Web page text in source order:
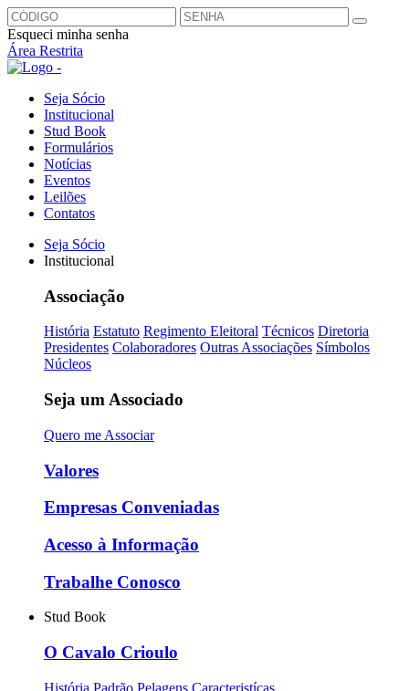
Esqueci minha senha
Área Restrita
Seja Sócio
Institucional
Stud Book
Formulários
Notícias
Eventos
Leilões
Contatos
Seja Sócio
Institucional
Associação
História Estatuto Regimento Eleitoral Técnicos Diretoria
Presidentes Colaboradores Outras Associações Símbolos
Núcleos
Seja um Associado
Quero me Associar
Valores
Empresas Conveniadas
Acesso à Informação
Trabalhe Conosco
Stud Book
O Cavalo Crioulo
História Padrão Pelagens Caracteristícas